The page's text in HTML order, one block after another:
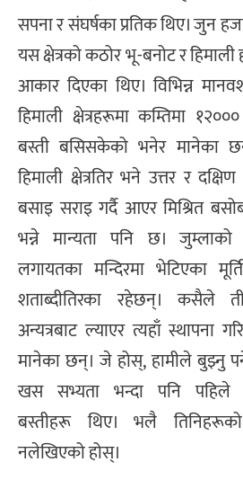
सपना र संघर्षका प्रतिक थिए। जुन
यस क्षेत्रको कठोर भू-बनोट र हिमाली
आकार दिएका थिए। विभिन्न
हिमाली क्षेत्रहरूमा कम्तिमा
बस्ती बसिसकेको भनेर मानेका
हिमाली क्षेत्रतिर भने उत्तर र
बसाइ सराइ गर्दै आएर मिश्रित
भन्ने मान्यता पनि छ। जुम्लाको
लगायतका मन्दिरमा भेटिएका
शताब्दीतिरका रहेछन्। कसैले
अन्यत्रबाट ल्याएर त्यहाँ स्थापना
मानेका छन्। जे होस्, हामीले बुझ्नु
खस सभ्यता भन्दा पनि पहिले
बस्तीहरू थिए। भलै
नलेखिएको होस्।